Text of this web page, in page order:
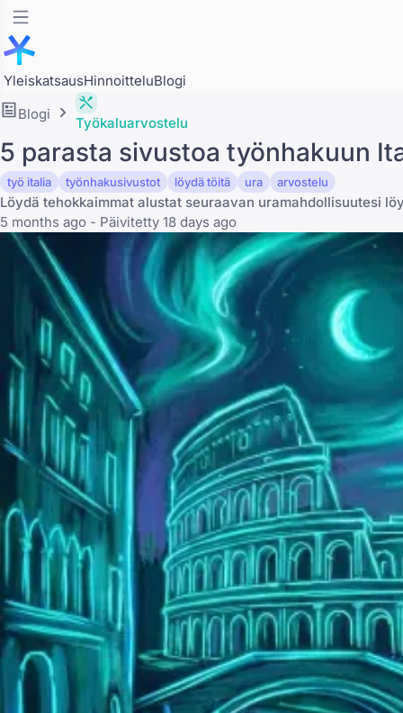
YleiskatsausHinnoitteluBlogi
Blogi
Työkaluarvostelu
5 parasta sivustoa työnhakuun
työ italia työnhakusivustot löydä töitä ura arvostelu
Löydä tehokkaimmat alustat seuraavan uramahdollisuutesi
5 months ago - Päivitetty 18 days ago